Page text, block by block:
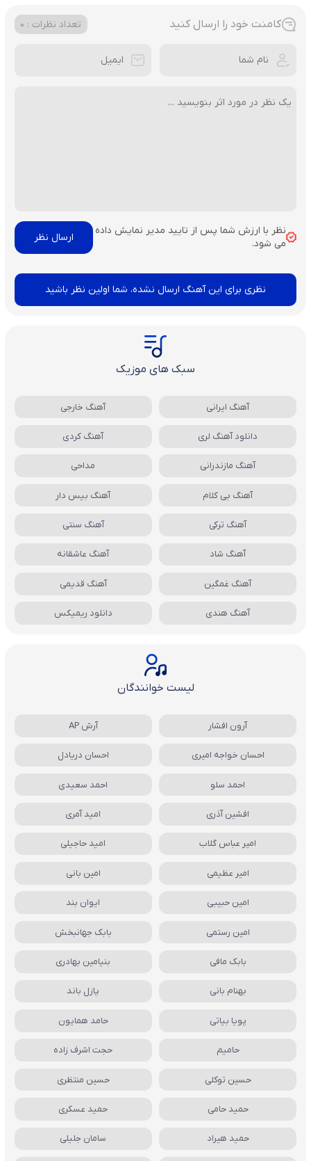
کامنت خود را ارسال کنید تعداد نظرات : 0
نظر با ارزش شما پس از تایید مدیر نمایش داده
می شود.
نظری برای این آهنگ ارسال نشده، شما اولین نظر باشید
سبک های موزیک
آهنگ ایرانی آهنگ خارجی
دانلود آهنگ لری آهنگ کردی
آهنگ مازندرانی مداحی
آهنگ بی کلام آهنگ بیس دار
آهنگ ترکی آهنگ سنتی
آهنگ شاد آهنگ عاشقانه
آهنگ غمگین آهنگ قدیمی
آهنگ هندی دانلود ریمیکس
لیست خوانندگان
آرون افشار آرش AP
احسان خواجه امیری احسان دریادل
احمد سلو احمد سعیدی
افشین آذری امید آمری
امیر عباس گلاب امید حاجیلی
امیر عظیمی امین بانی
امین حبیبی ایوان بند
امین رستمی بابک جهانبخش
بابک مافی بنیامین بهادری
بهنام بانی پازل باند
پویا بیاتی حامد همایون
حامیم حجت اشرف زاده
حسین توکلی حسین منتظری
حمید حامی حمید عسکری
حمید هیراد سامان جلیلی